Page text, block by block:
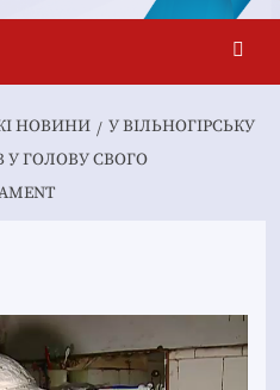
НОВИНИ
У ВІЛЬНОГІРСЬКУ
У ГОЛОВУ СВОГО